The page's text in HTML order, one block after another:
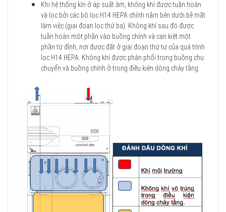
Khi hệ thống kín ở áp suất âm, không khí được tuần hoàn
và lọc bởi các bộ lọc H14 HEPA chính nằm bên dưới bề mặt
làm việc (giai đoạn lọc thứ ba). Không khí sau đó được
tuần hoàn một phần vào buồng chính và cạn kiệt một
phần từ đỉnh, nơi được đặt ở giai đoạn thứ tư của quá trình
lọc H14 HEPA. Không khí được phân phối trong buồng chu
chuyển và buồng chính ở trong điều kiện dòng chảy tầng.